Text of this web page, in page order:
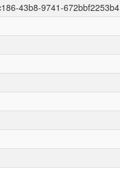
43b8-9741-672bbf2253b4